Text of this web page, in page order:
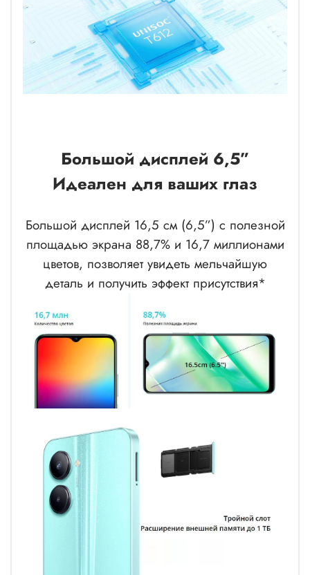
Большой дисплей 6,5”
Идеален для ваших глаз
Большой дисплей 16,5 см (6,5”) с полезной
площадью экрана 88,7% и 16,7 миллионами
цветов, позволяет увидеть мельчайшую
деталь и получить эффект присутствия*